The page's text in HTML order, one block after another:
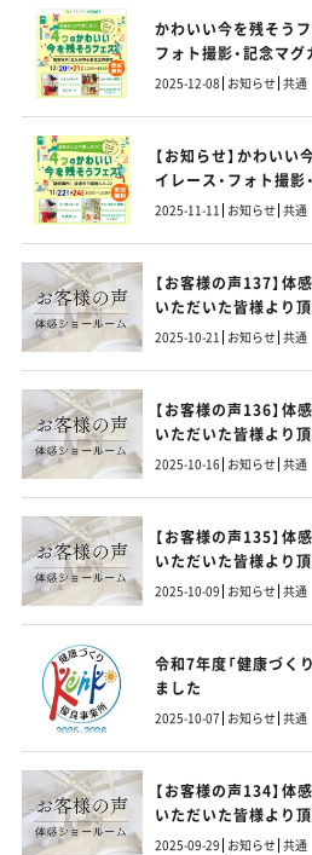
かわいい今を残そう
フォト撮影・記念マ
区 開催のお知らせ
2025-12-08 お知らせ 共通
【お知らせ】かわいい
イレース・フォト撮影
2025-11-11 お知らせ 共通
【お客様の声137】体
いただいた皆様より
す！
2025-10-21 お知らせ 共通
【お客様の声136】体
いただいた皆様より
す！
2025-10-16 お知らせ 共通
【お客様の声135】体
いただいた皆様より
す！
2025-10-09 お知らせ 共通
令和7年度「健康づく
ました
2025-10-07 お知らせ 共通
【お客様の声134】体
いただいた皆様より
す！
2025-09-29 お知らせ 共通